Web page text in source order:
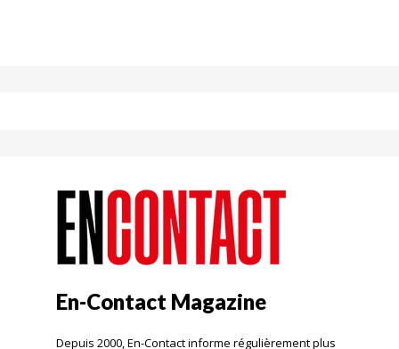
En-Contact Magazine
Depuis 2000, En-Contact informe régulièrement plus